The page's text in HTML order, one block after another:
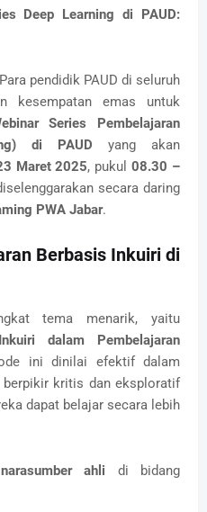
Deep Learning di PAUD:
pendidik PAUD di seluruh
kesempatan emas untuk
Series Pembelajaran
di PAUD yang akan
Maret 2025, pukul08.30 –
secara daring
PWA Jabar.
Berbasis Inkuiri di
tema menarik, yaitu
dalam Pembelajaran
ini dinilai efektif dalam
kritis dan eksploratif
dapat belajar secara lebih
narasumber ahli di bidang